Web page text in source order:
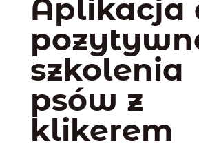
Aplikacja
szkolenia
psów z
klikerem